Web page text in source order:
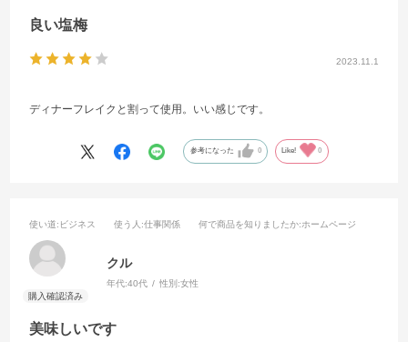
2023.11.1
良い塩梅
ディナーフレイクと割って使用。いい感じです。
参考になった 0 Like! 0
美味しいです
使い道:ビジネス 使う人 :仕事関係 何で商品を知りましたか:ホームページ
クル
年代:40代 性別:女性